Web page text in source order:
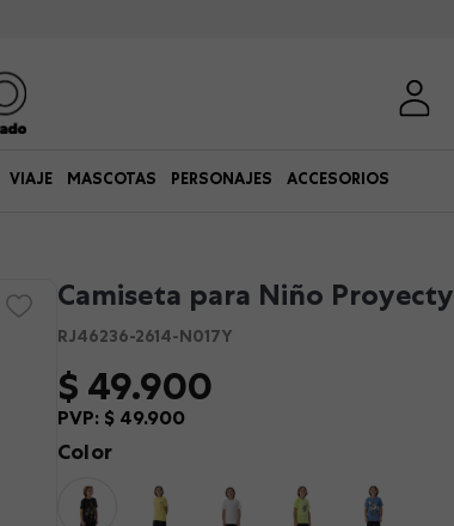
VIAJE MASCOTAS PERSONAJES ACCESORIOS
Camiseta para Niño Proyecty
RJ46236-2614-N017Y
$ 49.900
PVP: $ 49.900
Color